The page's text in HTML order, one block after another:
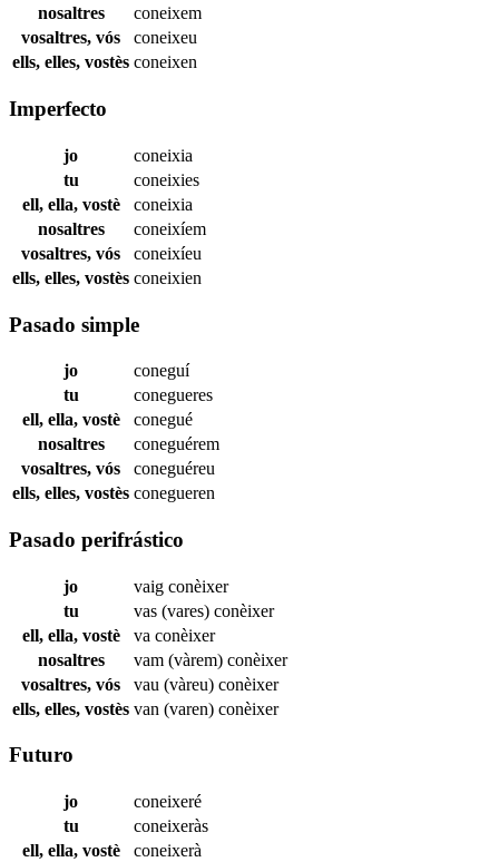
nosaltres
coneixem
vosaltres, vós
coneixeu
ells, elles, vostès coneixen
Imperfecto
jo
coneixia
tu
coneixies
ell, ella, vostè
coneixia
nosaltres
coneixíem
vosaltres, vós
coneixíeu
ells, elles, vostès coneixien
Pasado simple
jo
coneguí
tu
conegueres
ell, ella, vostè
conegué
nosaltres
coneguérem
vosaltres, vós
coneguéreu
ells, elles, vostès conegueren
Pasado perifrástico
jo vaig conèixer
tu
vas (vares) conèixer
ell, ella, vostè
va conèixer
nosaltres
vam (vàrem) conèixer
vosaltres, vós
vau (vàreu) conèixer
ells, elles, vostès van (varen) conèixer
Futuro
jo
coneixeré
tu
coneixeràs
ell, ella, vostè
coneixerà